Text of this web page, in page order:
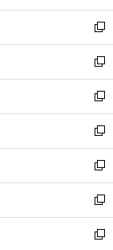
ウ
で
開
く
ン
ド
ウ
で
開
く
ウ
ィ
ン
ド
ウ
で
開
く
し
い
ウ
ィ
ン
ド
ウ
で
開
く
新
し
い
ウ
ィ
ン
ド
ウ
で
開
く
新
し
い
ウ
ィ
ン
ド
ウ
で
開
く
新
し
い
ウ
ィ
ン
ド
ウ
で
新
し
い
ウ
ィ
ン
ド
新
し
い
ウ
ィ
新
し
い
新